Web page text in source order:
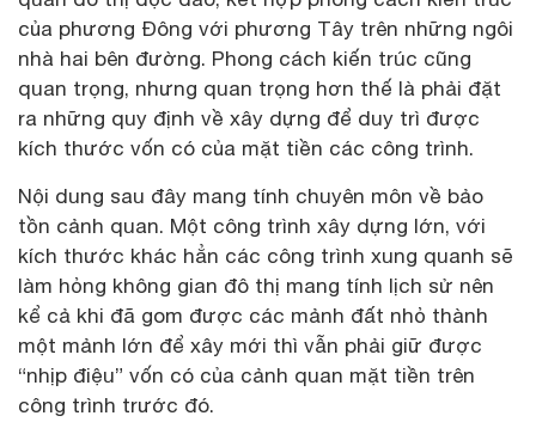
của phương Đông với phương Tây trên những ngôi
nhà hai bên đường. Phong cách kiến trúc cũng
quan trọng, nhưng quan trọng hơn thế là phải đặt
ra những quy định về xây dựng để duy trì được
kích thước vốn có của mặt tiền các công trình.
Nội dung sau đây mang tính chuyên môn về bảo
tồn cảnh quan. Một công trình xây dựng lớn, với
kích thước khác hẳn các công trình xung quanh sẽ
làm hỏng không gian đô thị mang tính lịch sử nên
kể cả khi đã gom được các mảnh đất nhỏ thành
một mảnh lớn để xây mới thì vẫn phải giữ được
“nhịp điệu” vốn có của cảnh quan mặt tiền trên
công trình trước đó.